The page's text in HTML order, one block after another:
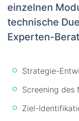
einzelnen
technische
Experten-
Strategie-
Screening des
Ziel-